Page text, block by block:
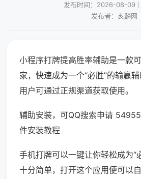
发布时间：2026-08-09
发布者：亥麟网
小程序打牌提高胜率辅助是一款
家，快速成为一个“必胜”的输赢
用户可通过正规渠道获取使用。
辅助安装，可QQ搜索申请
件安装教程
手机打牌可以一键让你轻松成为“
十分简单，打开这个应用便可以